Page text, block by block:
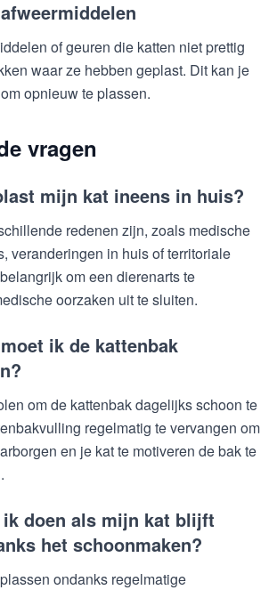
of geuren die katten niet prettig
waar ze hebben geplast. Dit kan je
opnieuw te plassen.
vragen
mijn kat ineens in huis?
redenen zijn, zoals medische
veranderingen in huis of territoriale
om een dierenarts te
oorzaken uit te sluiten.
ik de kattenbak
om de kattenbak dagelijks schoon te
regelmatig te vervangen om
en je kat te motiveren de bak te
ik doen als mijn kat blijft
het schoonmaken?
ondanks regelmatige